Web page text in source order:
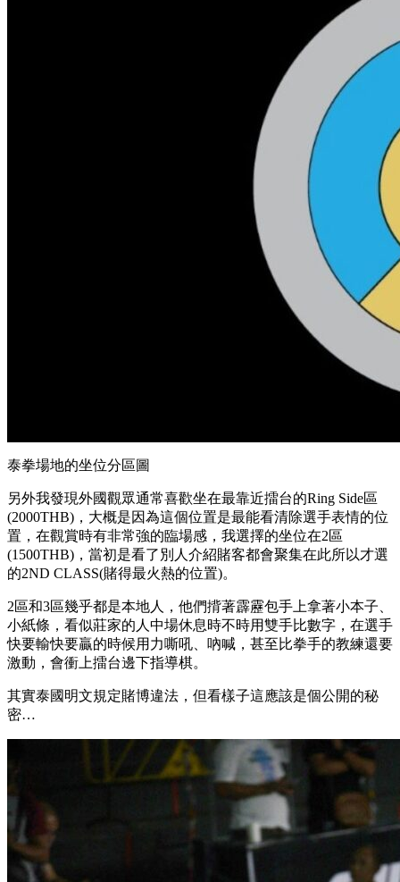
泰拳場地的坐位分區圖
另外我發現外國觀眾通常喜歡坐在最靠近擂台的Ring Side區
(2000THB)，大概是因為這個位置是最能看清除選手表情的位
置，在觀賞時有非常強的臨場感，我選擇的坐位在2區
(1500THB)，當初是看了別人介紹賭客都會聚集在此所以才選
的2ND CLASS(賭得最火熱的位置)。
2區和3區幾乎都是本地人，他們揹著霹靂包手上拿著小本子、
小紙條，看似莊家的人中場休息時不時用雙手比數字，在選手
快要輸快要贏的時候用力嘶吼、吶喊，甚至比拳手的教練還要
激動，會衝上擂台邊下指導棋。
其實泰國明文規定賭博違法，但看樣子這應該是個公開的秘
密…